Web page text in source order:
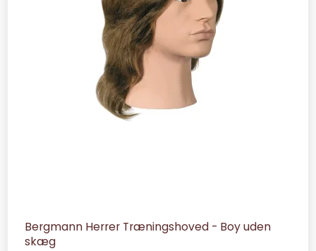
Bergmann Herrer Træningshoved - Boy uden
skæg